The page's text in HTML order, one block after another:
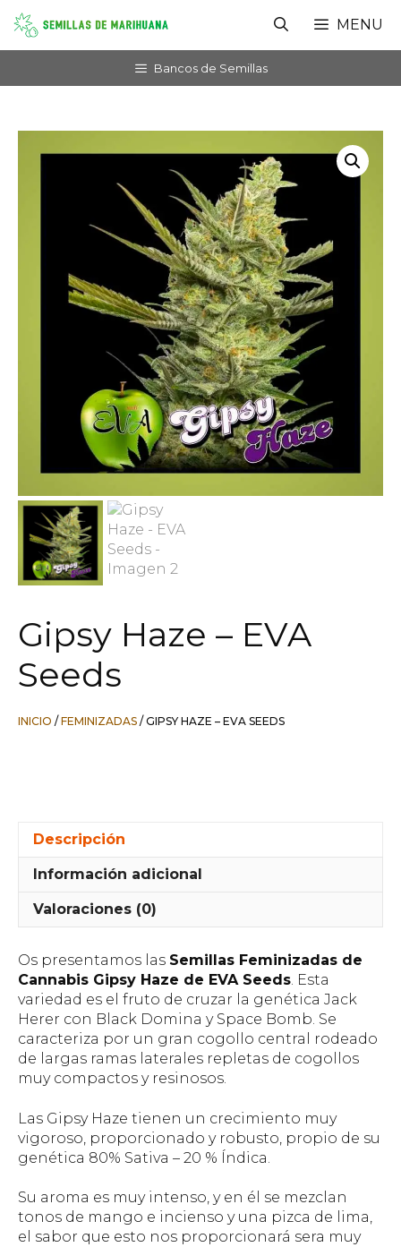
Saltar
contenido
MENU
Bancos de Semillas
Gipsy Haze – EVA
Seeds
INICIO / FEMINIZADAS / GIPSY HAZE – EVA SEEDS
Descripción
Información adicional
Valoraciones (0)
Os presentamos las Semillas Feminizadas de
Cannabis Gipsy Haze de EVA Seeds. Esta
variedad es el fruto de cruzar la genética Jack
Herer con Black Domina y Space Bomb. Se
caracteriza por un gran cogollo central rodeado
de largas ramas laterales repletas de cogollos
muy compactos y resinosos.
Las Gipsy Haze tienen un crecimiento muy
vigoroso, proporcionado y robusto, propio de su
genética 80% Sativa – 20 % Índica.
Su aroma es muy intenso, y en él se mezclan
tonos de mango e incienso y una pizca de lima,
el sabor que esto nos proporcionará sera muy